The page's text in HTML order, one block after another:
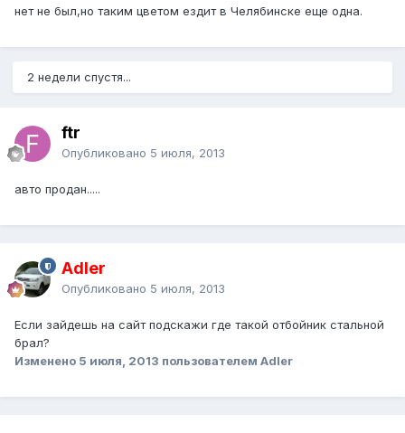
нет не был,но таким цветом ездит в Челябинске еще одна.
2 недели спустя...
ftr
Опубликовано 5 июля, 2013
авто продан.....
Adler
Опубликовано 5 июля, 2013
Если зайдешь на сайт подскажи где такой отбойник стальной
брал?
Изменено 5 июля, 2013 пользователем Adler